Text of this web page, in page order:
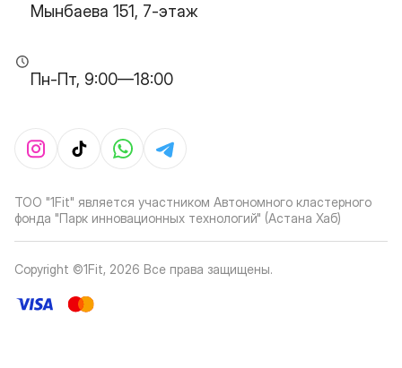
Мынбаева 151, 7-этаж
Пн-Пт, 9:00—18:00
ТОО "1Fit" является участником Автономного кластерного
фонда "Парк инновационных технологий" (Астана Хаб)
Copyright ©1Fit, 2026 Все права защищены.